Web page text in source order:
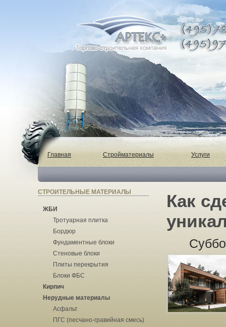
Главная Стройматериалы Услуги
СТРОИТЕЛЬНЫЕ МАТЕРИАЛЫ
ЖБИ
Тротуарная плитка
Бордюр
Фундаментные блоки
Стеновые блоки
Плиты перекрытия
Блоки ФБС
Кирпич
Нерудные материалы
Асфальт
ПГС (песчано-гравийная смесь)
Как